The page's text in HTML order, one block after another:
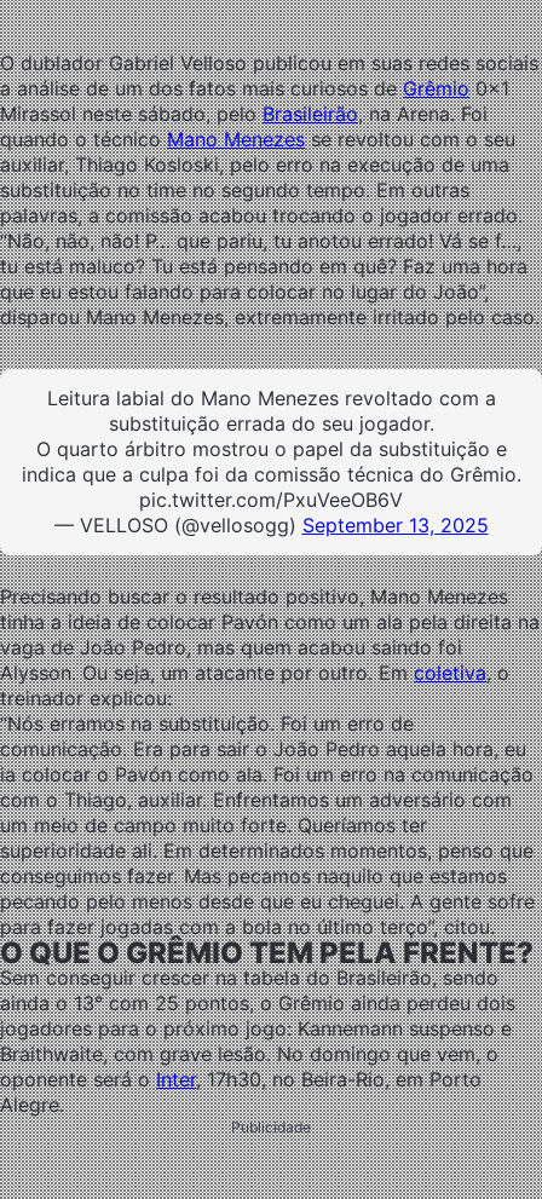
O dublador Gabriel Velloso publicou em suas redes sociais
a análise de um dos fatos mais curiosos deGrêmio0x1
Mirassol neste sábado, peloBrasileirão, na Arena. Foi
quando o técnicoMano Menezesse revoltou com o seu
auxiliar, Thiago Kosloski, pelo erro na execução de uma
substituição no time no segundo tempo. Em outras
palavras, a comissão acabou trocando o jogador errado.
“Não, não, não! P… que pariu, tu anotou errado! Vá se f…,
tu está maluco? Tu está pensando em quê? Faz uma hora
que eu estou falando para colocar no lugar do João”,
disparou Mano Menezes, extremamente irritado pelo caso.
Leitura labial do Mano Menezes revoltado com a
substituição errada do seu jogador.
O quarto árbitro mostrou o papel da substituição e
indica que a culpa foi da comissão técnica do Grêmio.
pic.twitter.com/PxuVeeOB6V
— VELLOSO (@vellosogg) September 13, 2025
Precisando buscar o resultado positivo, Mano Menezes
tinha a ideia de colocar Pavón como um ala pela direita na
vaga de João Pedro, mas quem acabou saindo foi
Alysson. Ou seja, um atacante por outro. Emcoletiva, o
treinador explicou:
“Nós erramos na substituição. Foi um erro de
comunicação. Era para sair o João Pedro aquela hora, eu
ia colocar o Pavón como ala. Foi um erro na comunicação
com o Thiago, auxiliar. Enfrentamos um adversário com
um meio de campo muito forte. Queríamos ter
superioridade ali. Em determinados momentos, penso que
conseguimos fazer. Mas pecamos naquilo que estamos
pecando pelo menos desde que eu cheguei. A gente sofre
para fazer jogadas com a bola no último terço”, citou.
O QUE O GRÊMIO TEM PELA FRENTE?
Sem conseguir crescer na tabela do Brasileirão, sendo
ainda o 13° com 25 pontos, o Grêmio ainda perdeu dois
jogadores para o próximo jogo: Kannemann suspenso e
Braithwaite, com grave lesão. No domingo que vem, o
oponente será oInter, 17h30, no Beira-Rio, em Porto
Alegre.
Publicidade